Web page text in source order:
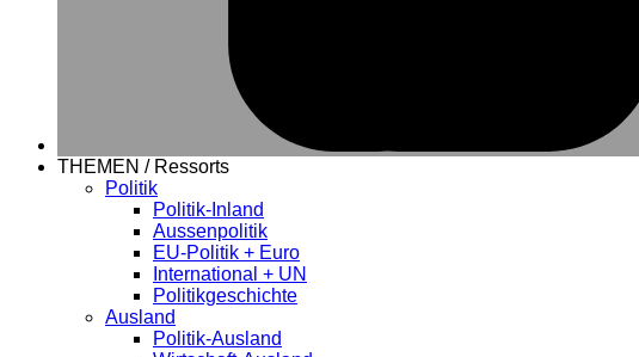
THEMEN / Ressorts
Politik
Politik-Inland
Aussenpolitik
EU-Politik + Euro
International + UN
Politikgeschichte
Ausland
Politik-Ausland